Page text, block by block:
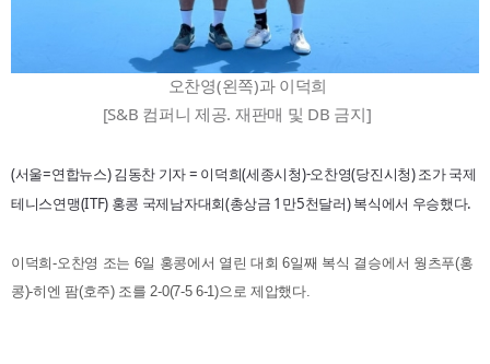
오찬영(왼쪽)과 이덕희
[S&B 컴퍼니 제공. 재판매 및 DB 금지]
(서울=연합뉴스) 김동찬 기자 = 이덕희(세종시청)-오찬영(당진시청) 조가 국제
테니스연맹(ITF) 홍콩 국제남자대회(총상금 1만5천달러) 복식에서 우승했다.
이덕희-오찬영 조는 6일 홍콩에서 열린 대회 6일째 복식 결승에서 웡츠푸(홍
콩)-히엔 팜(호주) 조를 2-0(7-5 6-1)으로 제압했다.